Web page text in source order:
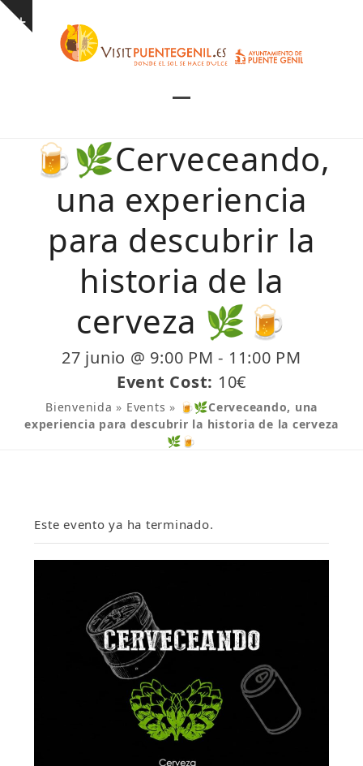
Skip
Show
menu
menu
🍺🌿Cerveceando,
una experiencia
para descubrir la
historia de la
cerveza 🌿🍺
27 junio @ 9:00 PM - 11:00 PM
Event Cost: 10€
Bienvenida » Events » 🍺🌿Cerveceando, una
experiencia para descubrir la historia de la cerveza
🌿🍺
Este evento ya ha terminado.